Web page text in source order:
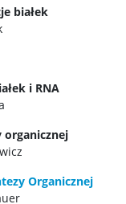
białek
i RNA
organicznej
Organicznej